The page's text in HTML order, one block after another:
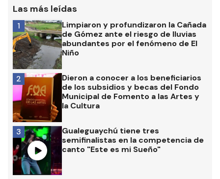
Las más leídas
Limpiaron y profundizaron la Cañada
de Gómez ante el riesgo de lluvias
abundantes por el fenómeno de El
Niño
1
Dieron a conocer a los beneficiarios
de los subsidios y becas del Fondo
Municipal de Fomento a las Artes y
la Cultura
2
Gualeguaychú tiene tres
semifinalistas en la competencia de
canto "Este es mi Sueño"
3